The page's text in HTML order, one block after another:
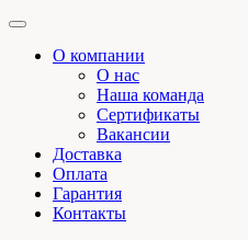
О компании
О нас
Наша команда
Сертификаты
Вакансии
Доставка
Оплата
Гарантия
Контакты